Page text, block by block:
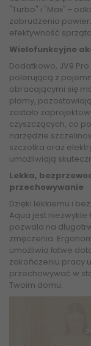
"Turbo" i "Max" -
zabrudzenia
efektywność
Wielofunkcyjne
Dodatkowo, JV9
polerującą z
obracającymi się
plamy,
zostało
czyszczących, co
narzędzie
szczotka oraz
umożliwiają
Lekka,
przechowywanie
Dzięki lekkiemu i
Aqua jest niezwykle
pozwala na
zmęczenia.
umożliwia łatwe
zakończeniu pracy
przechowywać w
Twoim domu.